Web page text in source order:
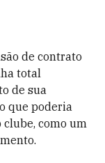
de contrato
total
de sua
que poderia
como um